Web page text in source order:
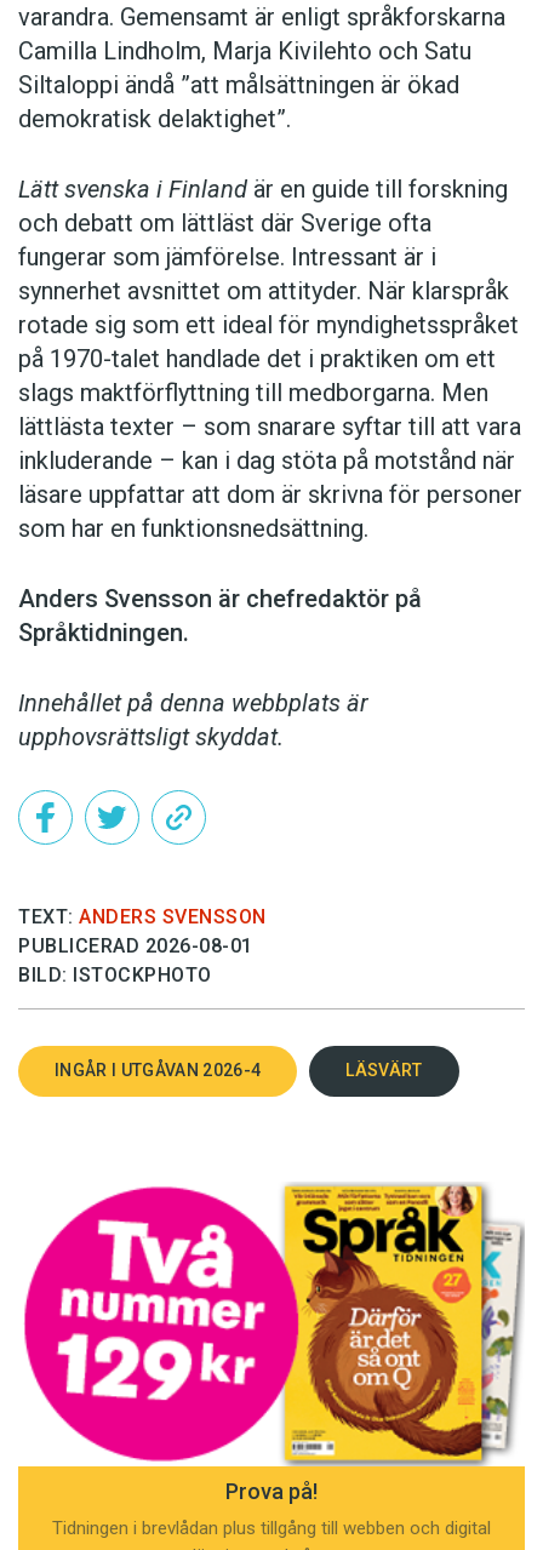
varandra. Gemensamt är enligt språkforskarna
Camilla Lindholm, Marja Kivilehto och Satu
Siltaloppi ändå ”att målsättningen är ökad
demokratisk delaktighet”.
Lätt svenska i Finland är en guide till forskning
och debatt om lättläst där ­Sverige ofta
fungerar som jämförelse. ­Intressant är i
synnerhet ­avsnittet om attityder. När klar­språk
rotade sig som ett ideal för myndighetsspråket
på 1970-talet handlade det i praktiken om ett
slags maktförflyttning till medborgarna. Men
lättlästa texter – som snarare syftar till att vara
inkluderande – kan i dag stöta på motstånd när
läsare uppfattar att dom är skrivna för personer
som har en funktionsnedsättning.
Anders Svensson är chefredaktör på
Språktidningen.
Innehållet på denna webbplats är
upphovsrättsligt skyddat.
TEXT: ANDERS SVENSSON
PUBLICERAD 2026-08-01
BILD: ISTOCKPHOTO
INGÅR I UTGÅVAN 2026-4 LÄSVÄRT
Prova på!
Tidningen i brevlådan plus tillgång till webben och digital